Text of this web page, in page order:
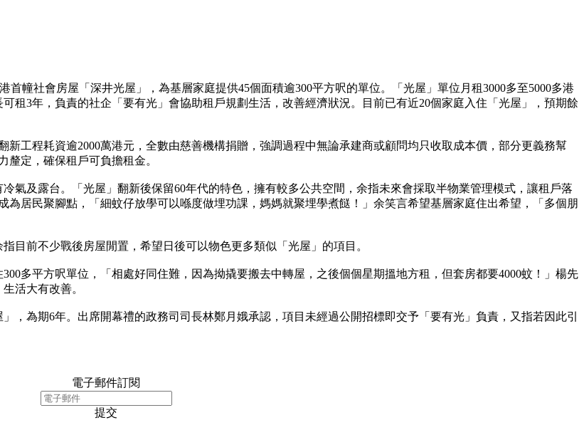
首幢社會房屋「深井光屋」，為基層家庭提供45個面積逾300平方呎的單位。「光屋」單位月租3000多至5000多港
租3年，負責的社企「要有光」會協助租戶規劃生活，改善經濟狀況。目前已有近20個家庭入住「光屋」，預期餘
工程耗資逾2000萬港元，全數由慈善機構捐贈，強調過程中無論承建商或顧問均只收取成本價，部分更義務幫
定，確保租戶可負擔租金。
氣及露台。「光屋」翻新後保留60年代的特色，擁有較多公共空間，余指未來會採取半物業管理模式，讓租戶落
居民聚腳點，「細蚊仔放學可以喺度做埋功課，媽媽就聚埋學煮餸！」余笑言希望基層家庭住出希望，「多個朋
目前不少戰後房屋閒置，希望日後可以物色更多類似「光屋」的項目。
多平方呎單位，「相處好同住難，因為拗撬要搬去中轉屋，之後個個星期搵地方租，但套房都要4000蚊！」楊先
活大有改善。
，為期6年。出席開幕禮的政務司司長林鄭月娥承認，項目未經過公開招標即交予「要有光」負責，又指若因此引
電子郵件訂閱
提交